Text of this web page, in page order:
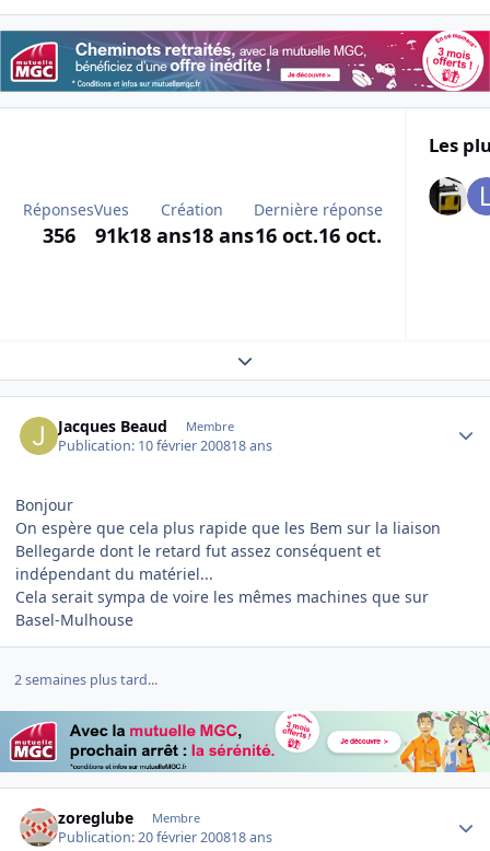
Réponses
356
Vues
91k
Création
18 ans18 ans
Dernière réponse
16 oct.16 oct.
Les
Expand topic overview
Jacques Beaud Membre
Publication: 10 février 200818 ans
Bonjour
On espère que cela plus rapide que les Bem sur la liaison
Bellegarde dont le retard fut assez conséquent et
indépendant du matériel...
Cela serait sympa de voire les mêmes machines que sur
Basel-Mulhouse
2 semaines plus tard...
zoreglube Membre
Publication:20 février 200818 ans